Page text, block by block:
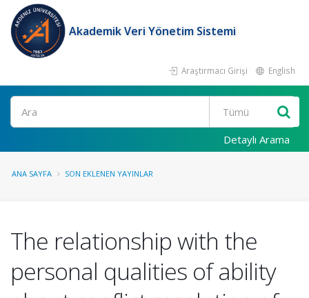
Akademik Veri Yönetim Sistemi
Araştırmacı Girişi English
Ara
Detaylı Arama
ANA SAYFA SON EKLENEN YAYINLAR
The relationship with the
personal qualities of ability